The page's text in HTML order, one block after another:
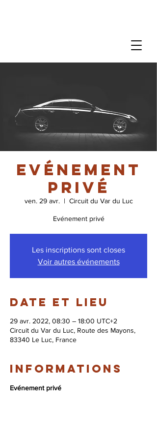
Evénement
privé
ven. 29 avr.
  |
Circuit du Var du Luc
Evénement privé
Les inscriptions sont closes
Voir autres événements
Date et lieu
29 avr. 2022, 08:30 – 18:00 UTC+2
Circuit du Var du Luc, Route des Mayons,
83340 Le Luc, France
Informations
Evénement privé